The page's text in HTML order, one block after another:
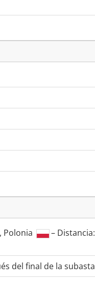
Polonia
– Distancia:
del final de la subasta